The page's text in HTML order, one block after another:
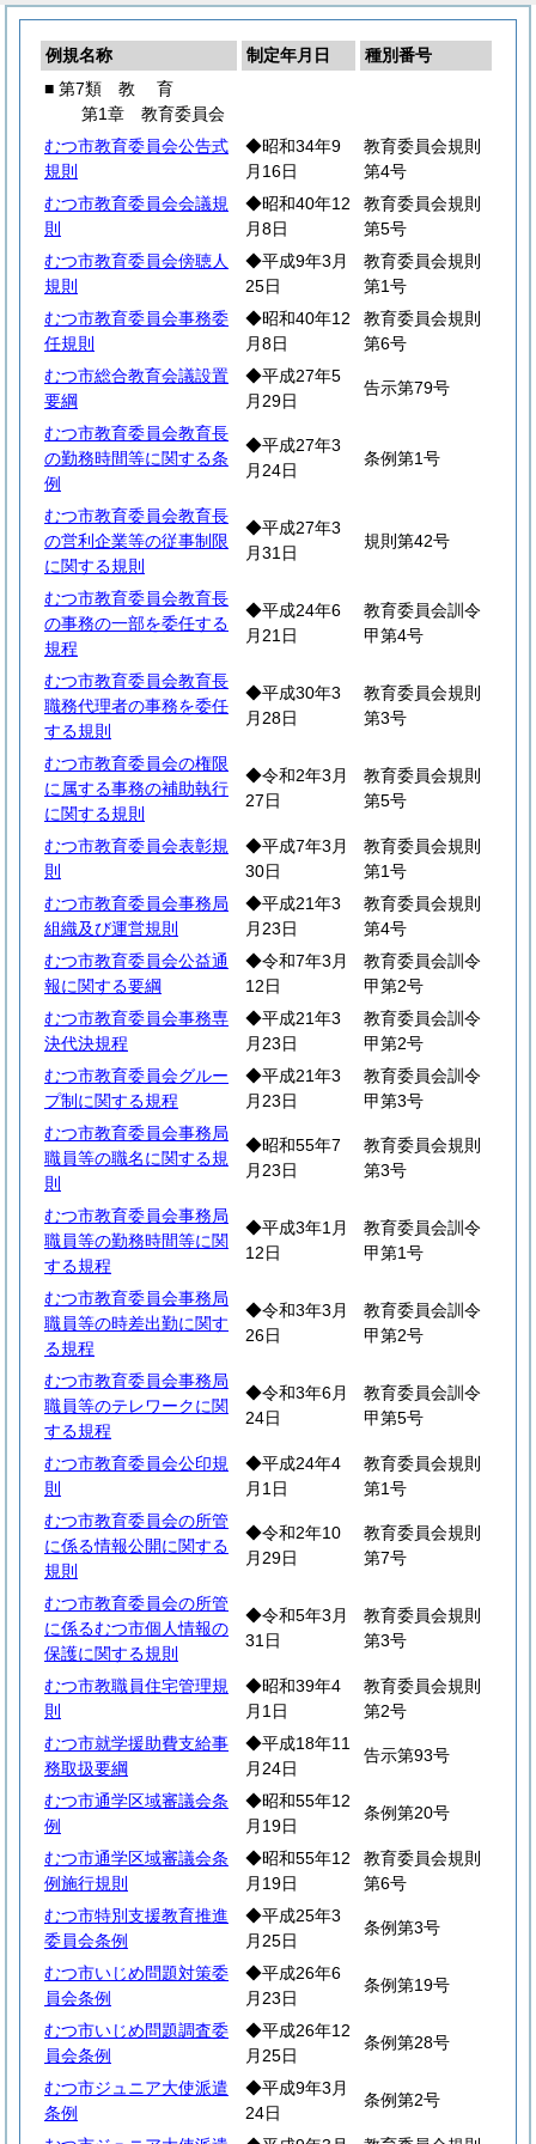
例規名称 制定年月日
種別番号
■ 第7類 教 育
第1章 教育委員会
むつ市教育委員会公告式
規則
◆昭和34年9
月16日
教育委員会規則
第4号
むつ市教育委員会会議規
則
◆昭和40年12
月8日
教育委員会規則
第5号
むつ市教育委員会傍聴人
規則
◆平成9年3月
25日
教育委員会規則
第1号
むつ市教育委員会事務委
任規則
◆昭和40年12
月8日
教育委員会規則
第6号
むつ市総合教育会議設置
要綱
◆平成27年5
月29日
告示第79号
むつ市教育委員会教育長
の勤務時間等に関する条
例
◆平成27年3
月24日
条例第1号
むつ市教育委員会教育長
の営利企業等の従事制限
に関する規則
◆平成27年3
月31日
規則第42号
むつ市教育委員会教育長
の事務の一部を委任する
規程
◆平成24年6
月21日
教育委員会訓令
甲第4号
むつ市教育委員会教育長
職務代理者の事務を委任
する規則
◆平成30年3
月28日
教育委員会規則
第3号
むつ市教育委員会の権限
に属する事務の補助執行
に関する規則
◆令和2年3月
27日
教育委員会規則
第5号
むつ市教育委員会表彰規
則
◆平成7年3月
30日
教育委員会規則
第1号
むつ市教育委員会事務局
組織及び運営規則
◆平成21年3
月23日
教育委員会規則
第4号
むつ市教育委員会公益通
報に関する要綱
◆令和7年3月
12日
教育委員会訓令
甲第2号
むつ市教育委員会事務専
決代決規程
◆平成21年3
月23日
教育委員会訓令
甲第2号
むつ市教育委員会グルー
プ制に関する規程
◆平成21年3
月23日
教育委員会訓令
甲第3号
むつ市教育委員会事務局
職員等の職名に関する規
則
◆昭和55年7
月23日
教育委員会規則
第3号
むつ市教育委員会事務局
職員等の勤務時間等に関
する規程
◆平成3年1月
12日
教育委員会訓令
甲第1号
むつ市教育委員会事務局
職員等の時差出勤に関す
る規程
◆令和3年3月
26日
教育委員会訓令
甲第2号
むつ市教育委員会事務局
職員等のテレワークに関
する規程
◆令和3年6月
24日
教育委員会訓令
甲第5号
むつ市教育委員会公印規
則
◆平成24年4
月1日
教育委員会規則
第1号
むつ市教育委員会の所管
に係る情報公開に関する
規則
◆令和2年10
月29日
教育委員会規則
第7号
むつ市教育委員会の所管
に係るむつ市個人情報の
保護に関する規則
◆令和5年3月
31日
教育委員会規則
第3号
むつ市教職員住宅管理規
則
◆昭和39年4
月1日
教育委員会規則
第2号
むつ市就学援助費支給事
務取扱要綱
◆平成18年11
月24日
告示第93号
むつ市通学区域審議会条
例
◆昭和55年12
月19日
条例第20号
むつ市通学区域審議会条
例施行規則
◆昭和55年12
月19日
教育委員会規則
第6号
むつ市特別支援教育推進
委員会条例
◆平成25年3
月25日
条例第3号
むつ市いじめ問題対策委
員会条例
◆平成26年6
月23日
条例第19号
むつ市いじめ問題調査委
員会条例
◆平成26年12
月25日
条例第28号
むつ市ジュニア大使派遣
条例
◆平成9年3月
24日
条例第2号